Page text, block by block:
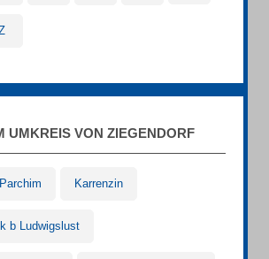
UMKREIS VON ZIEGENDORF
Karrenzin
b Ludwigslust